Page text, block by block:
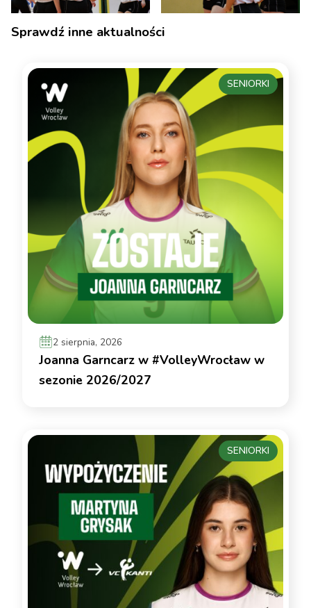
Sprawdź inne aktualności
2 sierpnia, 2026
Joanna Garncarz w #VolleyWrocław w
sezonie 2026/2027
SENIORKI
SENIORKI